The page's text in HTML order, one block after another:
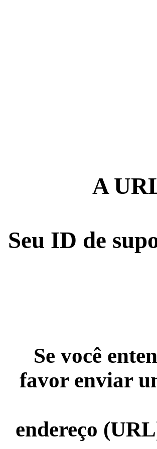
A
Seu ID de
Se você
favor enviar
endereço